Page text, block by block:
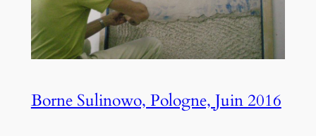
Borne Sulinowo, Pologne, Juin 2016